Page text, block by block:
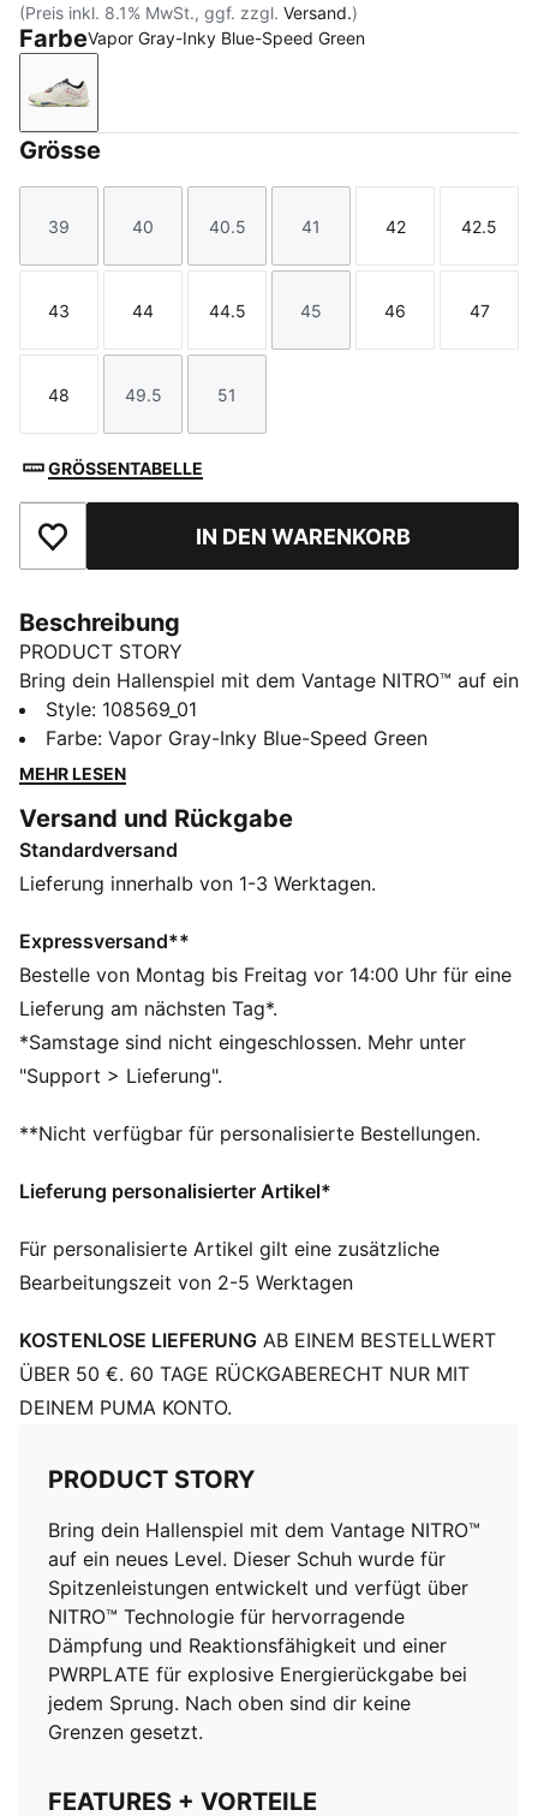
(Preis inkl. 8.1% MwSt., ggf. zzgl. Versand.)
FarbeVapor Gray-Inky Blue-Speed Green
Vapor Gray-Inky Blue-Speed Green
Grösse
Größe
39
Größe
40
Größe
40.5
Größe
41
Größe
42
Größe
42.5
Größe
43
Größe
44
Größe
44.5
Größe
45
Größe
46
Größe
47
Größe
48
Größe
49.5
Größe
51
GRÖSSENTABELLE
Zu Favoriten hinzufügenIN DEN WARENKORB
Beschreibung
PRODUCT STORY
Bring dein Hallenspiel mit dem Vantage NITRO™ auf ein
neues Level. Dieser Schuh wurde für Spitzenleistungen
entwickelt und verfügt über NITRO™ Technologie für
hervorragende Dämpfung und Reaktionsfähigkeit und
jedem Sprung. Nach oben sind dir keine Grenzen
gesetzt.
FEATURES + VORTEILE
Zwischensohle mit doppelter Dichte kombiniert eine
erstklassige Dämpfung und einen Rebound mit
umfassendem Support — ideal für schnelle erste
Schritte und einen explosiven Absprung
PWRADAPT: Sohlensystem mit dreidimensionaler
Traktion und Dämpfung für Spitzenleistung und
PUMAGRIP: Strapazierfähige Performance-
Das Obermaterial der Schuhe besteht zu mindestens
DETAILS
Breite: Regulär
Verschluss: Schnürsenkel
Die OrthoLite X35 HYBRID Innensohle bietet optimalen
Rebound und Dämpfung bei Sportarten mit hoher
Futter: Textil
Oberfläche: Indoor
Laufsohle: Gummi
Style: 108569_01
Farbe: Vapor Gray-Inky Blue-Speed Green
MEHR LESEN
Versand und Rückgabe
Standardversand
Lieferung innerhalb von 1-3 Werktagen.
Expressversand**
Bestelle von Montag bis Freitag vor 14:00 Uhr für eine
Lieferung am nächsten Tag*.
*Samstage sind nicht eingeschlossen. Mehr unter
"Support > Lieferung".
**Nicht verfügbar für personalisierte Bestellungen.
Lieferung personalisierter Artikel*
Für personalisierte Artikel gilt eine zusätzliche
Bearbeitungszeit von 2-5 Werktagen
KOSTENLOSE LIEFERUNG AB EINEM BESTELLWERT
ÜBER 50 €. 60 TAGE RÜCKGABERECHT NUR MIT
DEINEM PUMA KONTO.
PRODUCT STORY
Bring dein Hallenspiel mit dem Vantage NITRO™
auf ein neues Level. Dieser Schuh wurde für
Spitzenleistungen entwickelt und verfügt über
NITRO™ Technologie für hervorragende
Dämpfung und Reaktionsfähigkeit und einer
PWRPLATE für explosive Energierückgabe bei
jedem Sprung. Nach oben sind dir keine
Grenzen gesetzt.
FEATURES + VORTEILE